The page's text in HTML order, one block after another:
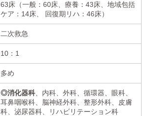
63床（一般：60床、療養：43床、地域包括
ケア：14床、 回復期リハ：46床）
二次救急
10：1
多め
◎消化器科 、内科、外科、循環器、眼科、
耳鼻咽喉科、脳神経外科、整形外科、皮膚
科、泌尿器科、リハビリテーション科